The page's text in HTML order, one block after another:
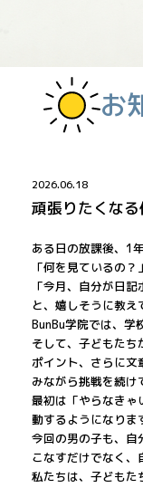
お
2026.06.18
頑張りたくなる
ある日の放課後、1
「何を見ているの？
「今月、自分が日
と、嬉しそうに教え
BunBu学院では、学
そして、子どもた
ポイント、さらに文
みながら挑戦を続け
最初は「やらなきゃ
動するようになりま
今回の男の子も、自
こなすだけでなく、
私たちは、子どもた